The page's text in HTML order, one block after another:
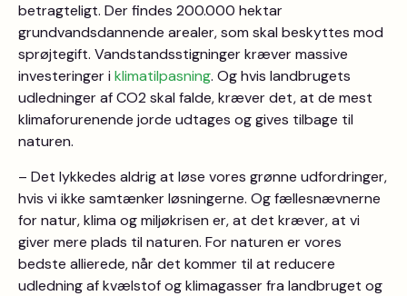
betragteligt. Der findes 200.000 hektar
grundvandsdannende arealer, som skal beskyttes mod
sprøjtegift. Vandstandsstigninger kræver massive
investeringer i klimatilpasning. Og hvis landbrugets
udledninger af CO2 skal falde, kræver det, at de mest
klimaforurenende jorde udtages og gives tilbage til
naturen.
– Det lykkedes aldrig at løse vores grønne udfordringer,
hvis vi ikke samtænker løsningerne. Og fællesnævnerne
for natur, klima og miljøkrisen er, at det kræver, at vi
giver mere plads til naturen. For naturen er vores
bedste allierede, når det kommer til at reducere
udledning af kvælstof og klimagasser fra landbruget og